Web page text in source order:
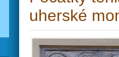
uherské